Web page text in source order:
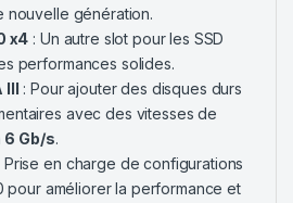
nouvelle génération.
x4 : Un autre slot pour les SSD
performances solides.
III : Pour ajouter des disques durs
avec des vitesses de
6 Gb/s.
Prise en charge de configurations
pour améliorer la performance et